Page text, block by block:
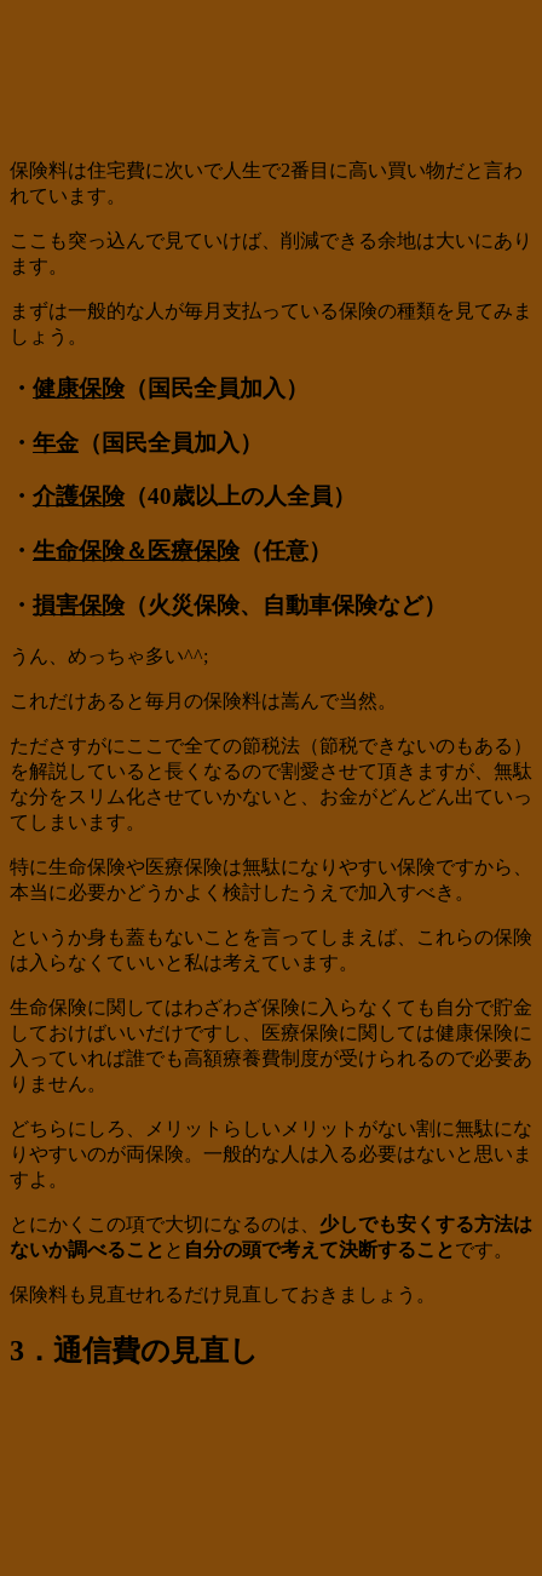
保険料は住宅費に次いで人生で2番目に高い買い物だと言わ
れています。
ここも突っ込んで見ていけば、削減できる余地は大いにあり
ます。
まずは一般的な人が毎月支払っている保険の種類を見てみま
しょう。
・ 健康保険（国民全員加入）
・ 年金 （国民全員加入）
・ 介護保険（40歳以上の人全員）
・ 生命保険＆医療保険（任意）
・ 損害保険（火災保険、自動車保険など）
うん、めっちゃ多い^^;
これだけあると毎月の保険料は嵩んで当然。
たださすがにここで全ての節税法（節税できないのもある）
を解説していると長くなるので割愛させて頂きますが、無駄
な分をスリム化させていかないと、お金がどんどん出ていっ
てしまいます。
特に生命保険や医療保険は無駄になりやすい保険ですから、
本当に必要かどうかよく検討したうえで加入すべき。
というか身も蓋もないことを言ってしまえば、これらの保険
は入らなくていいと私は考えています。
生命保険に関してはわざわざ保険に入らなくても自分で貯金
しておけばいいだけですし、医療保険に関しては健康保険に
入っていれば誰でも高額療養費制度が受けられるので必要あ
りません。
どちらにしろ、メリットらしいメリットがない割に無駄にな
りやすいのが両保険。一般的な人は入る必要はないと思いま
すよ。
とにかくこの項で大切になるのは、 少しでも安くする方法は
ないか調べること と 自分の頭で考えて決断すること です。
保険料も見直せれるだけ見直しておきましょう。
3．通信費の見直し